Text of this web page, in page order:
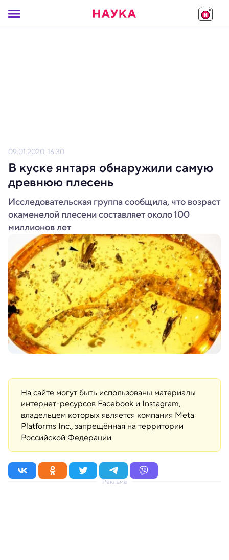
09.01.2020, 16:30
В куске янтаря обнаружили самую
древнюю плесень
Исследовательская группа сообщила, что возраст
окаменелой плесени составляет около 100
миллионов лет
На сайте могут быть использованы материалы
интернет-ресурсов Facebook и Instagram,
владельцем которых является компания Meta
Platforms Inc., запрещённая на территории
Российской Федерации
Реклама